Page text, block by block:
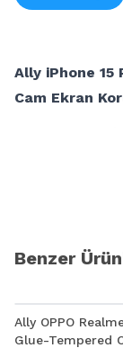
Ally iPhone 15
Cam Ekran
Benzer
Ally OPPO
Glue-Tempered